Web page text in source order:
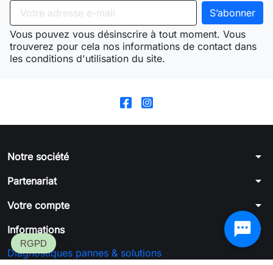
Vous pouvez vous désinscrire à tout moment. Vous
trouverez pour cela nos informations de contact dans
les conditions d'utilisation du site.
Notre société arrow_drop_down
Partenariat arrow_drop_down
Votre compte arrow_drop_down
Informations arrow_drop_down
Diagnostiques pannes & solutions